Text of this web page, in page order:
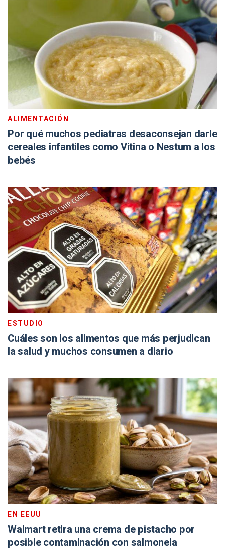
ALIMENTACIÓN
Por qué muchos pediatras desaconsejan darle
cereales infantiles como Vitina o Nestum a los
bebés
ESTUDIO
Cuáles son los alimentos que más perjudican
la salud y muchos consumen a diario
EN EEUU
Walmart retira una crema de pistacho por
posible contaminación con salmonela